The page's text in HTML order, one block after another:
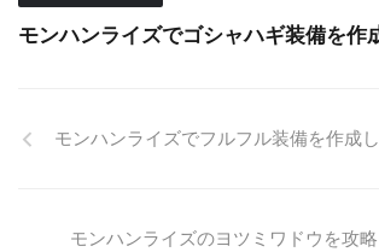
モンハンライズでゴシャハギ装備を作
モンハンライズでフルフル装備を作成
モンハンライズのヨツミワドウを攻